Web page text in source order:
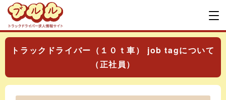
トラックドライバー（１０ｔ車） job tagについて
（正社員）